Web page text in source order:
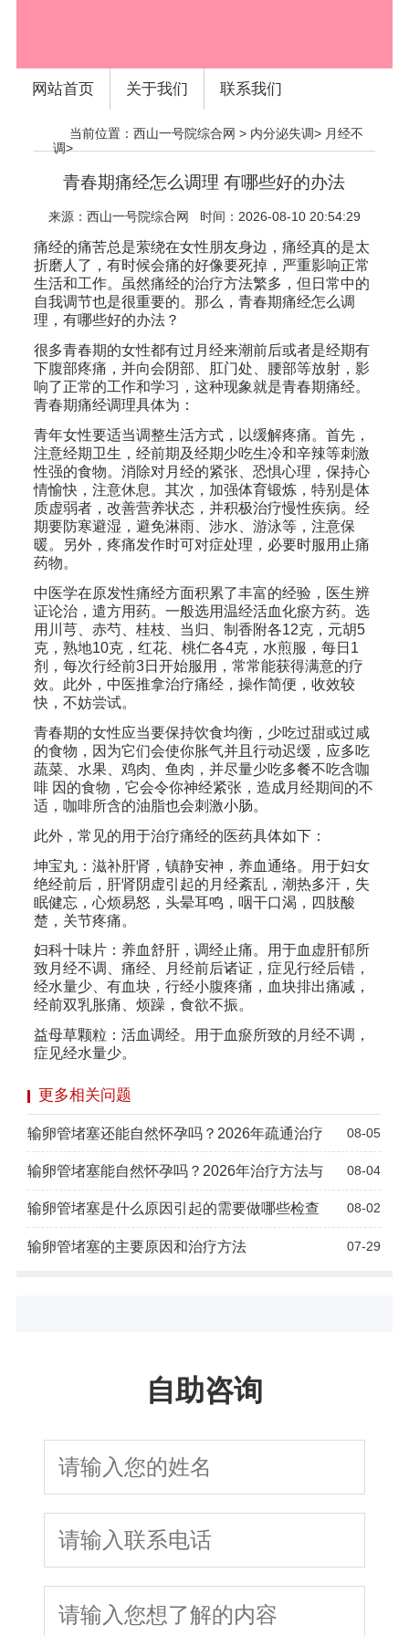
网站首页 关于我们 联系我们
当前位置：西山一号院综合网 > 内分泌失调> 月经不
调>
青春期痛经怎么调理 有哪些好的办法
来源： 西山一号院综合网 时间：2026-08-10 20:54:29
痛经的痛苦总是萦绕在女性朋友身边，痛经真的是太
折磨人了，有时候会痛的好像要死掉，严重影响正常
生活和工作。虽然痛经的治疗方法繁多，但日常中的
自我调节也是很重要的。那么，青春期痛经怎么调
理，有哪些好的办法？
很多青春期的女性都有过月经来潮前后或者是经期有
下腹部疼痛，并向会阴部、肛门处、腰部等放射，影
响了正常的工作和学习，这种现象就是青春期痛经。
青春期痛经调理具体为：
青年女性要适当调整生活方式，以缓解疼痛。首先，
注意经期卫生，经前期及经期少吃生冷和辛辣等刺激
性强的食物。消除对月经的紧张、恐惧心理，保持心
情愉快，注意休息。其次，加强体育锻炼，特别是体
质虚弱者，改善营养状态，并积极治疗慢性疾病。经
期要防寒避湿，避免淋雨、涉水、游泳等，注意保
暖。另外，疼痛发作时可对症处理，必要时服用止痛
药物。
中医学在原发性痛经方面积累了丰富的经验，医生辨
证论治，遣方用药。一般选用温经活血化瘀方药。选
用川芎、赤芍、桂枝、当归、制香附各12克，元胡5
克，熟地10克，红花、桃仁各4克，水煎服，每日1
剂，每次行经前3日开始服用，常常能获得满意的疗
效。此外，中医推拿治疗痛经，操作简便，收效较
快，不妨尝试。
青春期的女性应当要保持饮食均衡，少吃过甜或过咸
的食物，因为它们会使你胀气并且行动迟缓，应多吃
蔬菜、水果、鸡肉、鱼肉，并尽量少吃多餐不吃含咖
啡 因的食物，它会令你神经紧张，造成月经期间的不
适，咖啡所含的油脂也会刺激小肠。
此外，常见的用于治疗痛经的医药具体如下：
坤宝丸：滋补肝肾，镇静安神，养血通络。用于妇女
绝经前后，肝肾阴虚引起的月经紊乱，潮热多汗，失
眠健忘，心烦易怒，头晕耳鸣，咽干口渴，四肢酸
楚，关节疼痛。
妇科十味片：养血舒肝，调经止痛。用于血虚肝郁所
致月经不调、痛经、月经前后诸证，症见行经后错，
经水量少、有血块，行经小腹疼痛，血块排出痛减，
经前双乳胀痛、烦躁，食欲不振。
益母草颗粒：活血调经。用于血瘀所致的月经不调，
症见经水量少。
更多相关问题
输卵管堵塞还能自然怀孕吗？2026年疏通治疗 08-05
输卵管堵塞能自然怀孕吗？2026年治疗方法与 08-04
输卵管堵塞是什么原因引起的需要做哪些检查 08-02
输卵管堵塞的主要原因和治疗方法 07-29
自助咨询